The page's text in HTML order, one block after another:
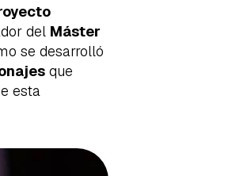
del Máster
se desarrolló
que
esta